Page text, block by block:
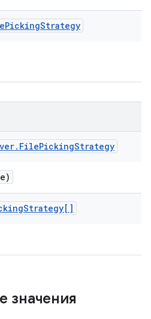
PickingStrategy
. FilePickingStrategy
Strategy[]
значения